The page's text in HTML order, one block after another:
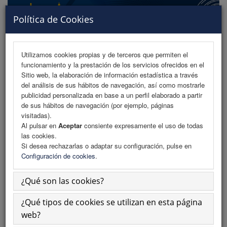
Política de Cookies
Utilizamos cookies propias y de terceros que permiten el
funcionamiento y la prestación de los servicios ofrecidos en el
Sitio web, la elaboración de información estadística a través
del análisis de sus hábitos de navegación, así como mostrarle
publicidad personalizada en base a un perfil elaborado a partir
de sus hábitos de navegación (por ejemplo, páginas
visitadas).
Al pulsar en Aceptar consiente expresamente el uso de todas
las cookies.
Si desea rechazarlas o adaptar su configuración, pulse en
Configuración de cookies.
¿Qué son las cookies?
¿Qué tipos de cookies se utilizan en esta página
web?
MENU
Programa
Programa (PDF)
Normativa comunicaciones
Envío de comunicaciones
Descargar normativa
Plantillas